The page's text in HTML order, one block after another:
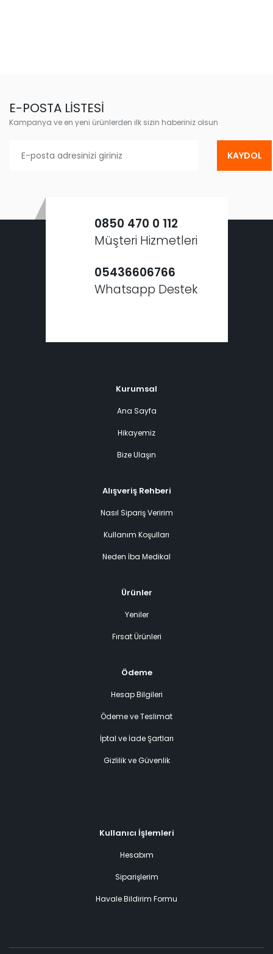
E-POSTA LİSTESİ
Kampanya ve en yeni ürünlerden ilk sizin haberiniz olsun
KAYDOL
0850 470 0 112
Müşteri Hizmetleri
05436606766
Whatsapp Destek
Kurumsal
Ana Sayfa
Hikayemiz
Bize Ulaşın
Alışveriş Rehberi
Nasıl Sipariş Veririm
Kullanım Koşulları
Neden İba Medikal
Ürünler
Yeniler
Fırsat Ürünleri
Ödeme
Hesap Bilgileri
Ödeme ve Teslimat
İptal ve İade Şartları
Gizlilik ve Güvenlik
Kullanıcı İşlemleri
Hesabım
Siparişlerim
Havale Bildirim Formu